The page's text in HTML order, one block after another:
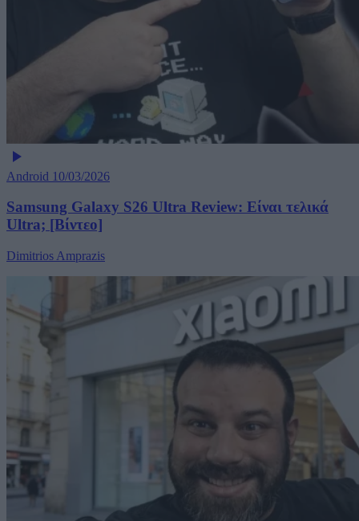
Android 10/03/2026
Samsung Galaxy S26 Ultra Review: Είναι τελικά
Ultra; [Βίντεο]
Dimitrios Amprazis